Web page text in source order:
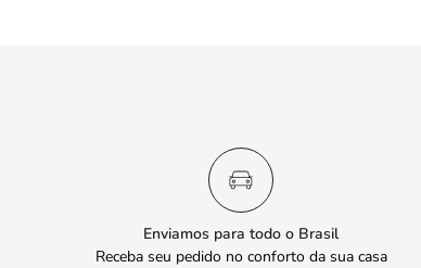
Enviamos para todo o Brasil
Receba seu pedido no conforto da sua casa